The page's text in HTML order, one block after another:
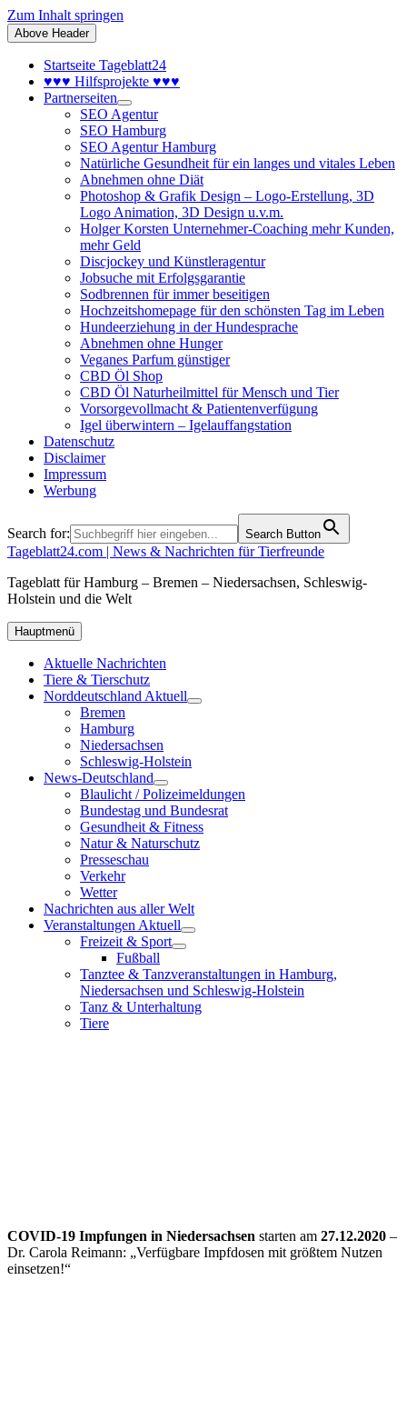
Zum Inhalt springen
Above Header
Startseite Tageblatt24
♥♥♥ Hilfsprojekte ♥♥♥
Partnerseiten
SEO Agentur
SEO Hamburg
SEO Agentur Hamburg
Natürliche Gesundheit für ein langes und vitales Leben
Abnehmen ohne Diät
Photoshop & Grafik Design – Logo-Erstellung, 3D
Logo Animation, 3D Design u.v.m.
Holger Korsten Unternehmer-Coaching mehr Kunden,
mehr Geld
Discjockey und Künstleragentur
Jobsuche mit Erfolgsgarantie
Sodbrennen für immer beseitigen
Hochzeitshomepage für den schönsten Tag im Leben
Hundeerziehung in der Hundesprache
Abnehmen ohne Hunger
Veganes Parfum günstiger
CBD Öl Shop
CBD Öl Naturheilmittel für Mensch und Tier
Vorsorgevollmacht & Patientenverfügung
Igel überwintern – Igelauffangstation
Datenschutz
Disclaimer
Impressum
Werbung
Search for: Search Button
Tageblatt24.com | News & Nachrichten für Tierfreunde
Tageblatt für Hamburg – Bremen – Niedersachsen, Schleswig-
Holstein und die Welt
Hauptmenü
Aktuelle Nachrichten
Tiere & Tierschutz
Norddeutschland Aktuell
Bremen
Hamburg
Niedersachsen
Schleswig-Holstein
News-Deutschland
Blaulicht / Polizeimeldungen
Bundestag und Bundesrat
Gesundheit & Fitness
Natur & Naturschutz
Presseschau
Verkehr
Wetter
Nachrichten aus aller Welt
Veranstaltungen Aktuell
Freizeit & Sport
Fußball
Tanztee & Tanzveranstaltungen in Hamburg,
Niedersachsen und Schleswig-Holstein
Tanz & Unterhaltung
Tiere
COVID-19 Impfungen in Niedersachsen starten am 27.12.2020 –
Dr. Carola Reimann: „Verfügbare Impfdosen mit größtem Nutzen
einsetzen!“